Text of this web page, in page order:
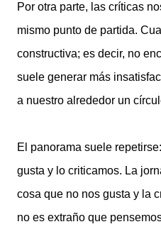
Por otra parte, las críticas
mismo punto de partida.
constructiva; es decir, no
suele generar más
a nuestro alrededor un
El panorama suele
gusta y lo criticamos. La
cosa que no nos gusta y la
no es extraño que